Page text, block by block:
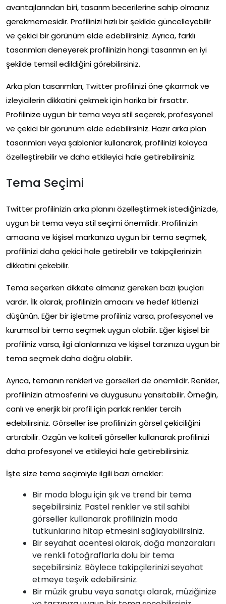
avantajlarından biri, tasarım becerilerine sahip olmanız
gerekmemesidir. Profilinizi hızlı bir şekilde güncelleyebilir
ve çekici bir görünüm elde edebilirsiniz. Ayrıca, farklı
tasarımları deneyerek profilinizin hangi tasarımın en iyi
şekilde temsil edildiğini görebilirsiniz.
Arka plan tasarımları, Twitter profilinizi öne çıkarmak ve
izleyicilerin dikkatini çekmek için harika bir fırsattır.
Profilinize uygun bir tema veya stil seçerek, profesyonel
ve çekici bir görünüm elde edebilirsiniz. Hazır arka plan
tasarımları veya şablonlar kullanarak, profilinizi kolayca
özelleştirebilir ve daha etkileyici hale getirebilirsiniz.
Tema Seçimi
Twitter profilinizin arka planını özelleştirmek istediğinizde,
uygun bir tema veya stil seçimi önemlidir. Profilinizin
amacına ve kişisel markanıza uygun bir tema seçmek,
profilinizi daha çekici hale getirebilir ve takipçilerinizin
dikkatini çekebilir.
Tema seçerken dikkate almanız gereken bazı ipuçları
vardır. İlk olarak, profilinizin amacını ve hedef kitlenizi
düşünün. Eğer bir işletme profiliniz varsa, profesyonel ve
kurumsal bir tema seçmek uygun olabilir. Eğer kişisel bir
profiliniz varsa, ilgi alanlarınıza ve kişisel tarzınıza uygun bir
tema seçmek daha doğru olabilir.
Ayrıca, temanın renkleri ve görselleri de önemlidir. Renkler,
profilinizin atmosferini ve duygusunu yansıtabilir. Örneğin,
canlı ve enerjik bir profil için parlak renkler tercih
edebilirsiniz. Görseller ise profilinizin görsel çekiciliğini
artırabilir. Özgün ve kaliteli görseller kullanarak profilinizi
daha profesyonel ve etkileyici hale getirebilirsiniz.
İşte size tema seçimiyle ilgili bazı örnekler:
Bir moda blogu için şık ve trend bir tema
seçebilirsiniz. Pastel renkler ve stil sahibi
görseller kullanarak profilinizin moda
tutkunlarına hitap etmesini sağlayabilirsiniz.
Bir seyahat acentesi olarak, doğa manzaraları
ve renkli fotoğraflarla dolu bir tema
seçebilirsiniz. Böylece takipçilerinizi seyahat
etmeye teşvik edebilirsiniz.
Bir müzik grubu veya sanatçı olarak, müziğinize